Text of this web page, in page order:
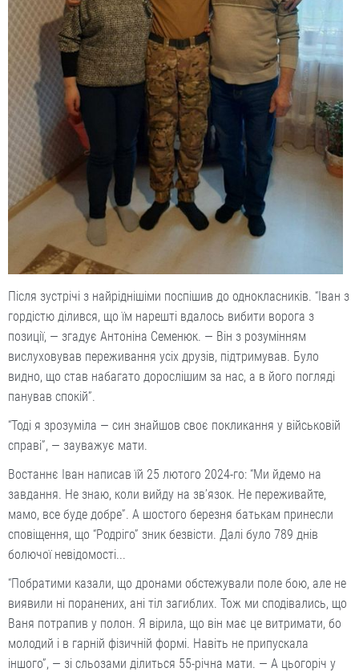
Після зустрічі з найріднішіми поспішив до однокласників. “Іван з
гордістю ділився, що їм нарешті вдалось вибити ворога з
позиції, — згадує Антоніна Семенюк. — Він з розумінням
вислуховував переживання усіх друзів, підтримував. Було
видно, що став набагато дорослішим за нас, а в його погляді
панував спокій”.
“Тоді я зрозуміла — син знайшов своє покликання у військовій
справі”, — зауважує мати.
Востаннє Іван написав їй 25 лютого 2024-го: “Ми йдемо на
завдання. Не знаю, коли ви­йду на зв’язок. Не переживайте,
мамо, все буде добре”. А шостого березня батькам принесли
сповіщення, що “Родріго” зник безвісти. Далі було 789 днів
болючої невідомості...
“Побратими казали, що дронами обстежували поле бою, але не
виявили ні поранених, ані тіл загиблих. Тож ми сподівались, що
Ваня потрапив у полон. Я вірила, що він має це витримати, бо
молодий і в гарній фізичній формі. Навіть не припускала
іншого”, — зі сльозами ділиться 55-річна мати. — А цьогоріч у